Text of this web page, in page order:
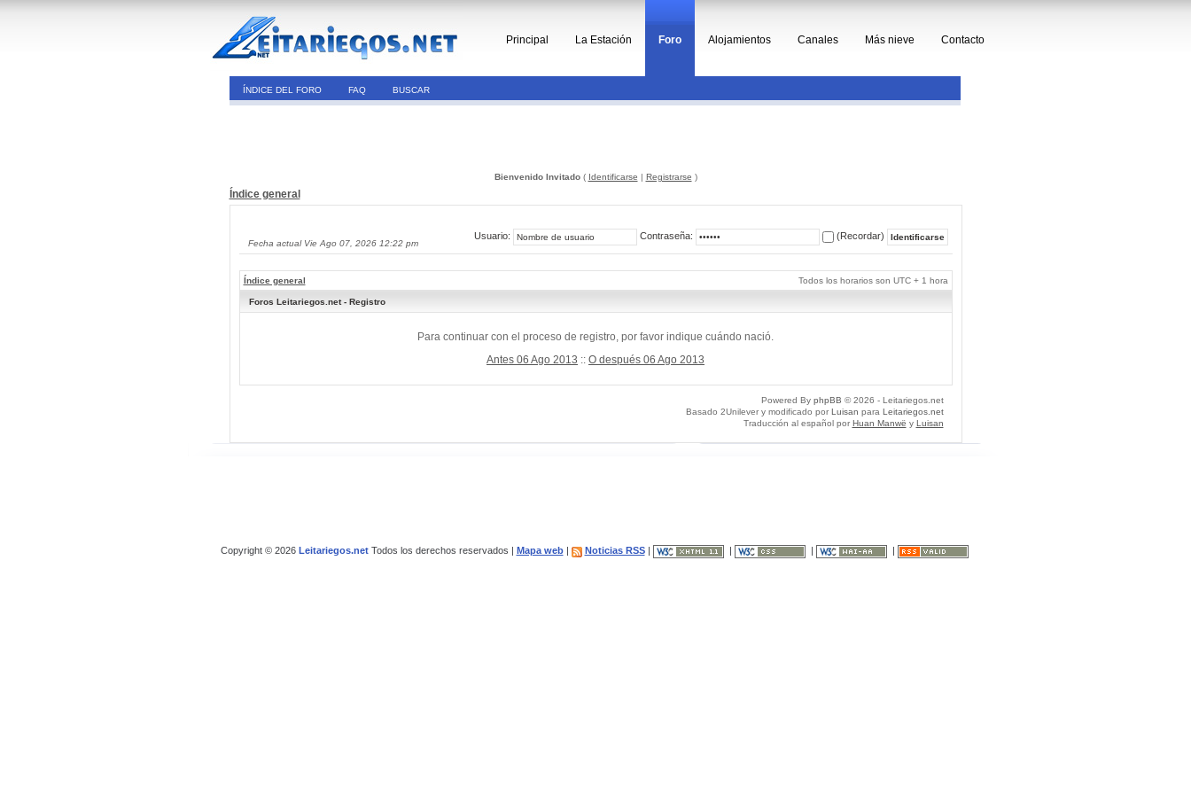
Principal La Estación Foro Alojamientos Canales Más nieve Contacto
ÍNDICE DEL FORO FAQ BUSCAR
Bienvenido Invitado( Identificarse | Registrarse )
Índice general
Fecha actual Vie Ago 07, 2026 12:22 pm
Usuario: Contraseña: (Recordar)
Índice general Todos los horarios son UTC + 1 hora
Foros Leitariegos.net - Registro
Para continuar con el proceso de registro, por favor indique cuándo nació.
Antes 06 Ago 2013 :: O después 06 Ago 2013
Powered By phpBB © 2026 - Leitariegos.net
Basado 2Unilever y modificado por Luisan para Leitariegos.net
Traducción al español por Huan Manwë y Luisan
Copyright © 2026 Leitariegos.netTodos los derechos reservados | Mapa web| Noticias RSS|